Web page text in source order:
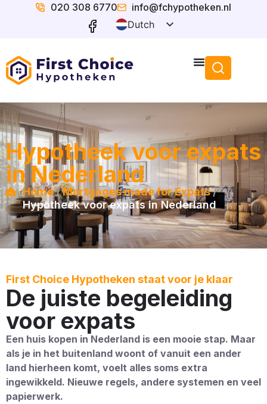
020 308 6770
info@fchypotheken.nl
Dutch
Hypotheek voor expats
in Nederland
Home/Mortgages made for Expats/
Hypotheek voor expats in Nederland
First Choice Hypotheken staat voor je klaar
De juiste begeleiding
voor expats
Een huis kopen in Nederland is een mooie stap. Maar
als je in het buitenland woont of vanuit een ander
land hierheen komt, voelt alles soms extra
ingewikkeld. Nieuwe regels, andere systemen en veel
papierwerk.